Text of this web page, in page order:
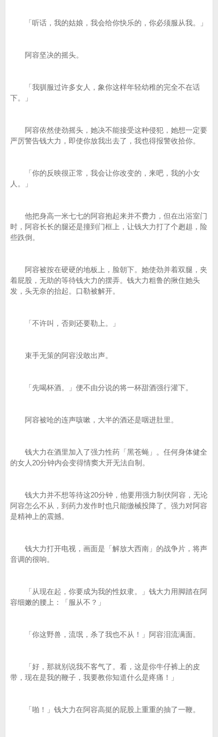
「听话，我的姑娘，我会给你快乐的，你必须服从我。」
阿容坚决的摇头。
「我驯服过许多女人，象你这样年轻幼稚的完全不在话
下。」
阿容依然使劲摇头，她决不能接受这种侵犯，她想一定要
严厉警告钱大力，即使你放我出去了，我也得报警收拾你。
「你的反映很正常，我会让你改变的，来吧，我的小女
人。」
他把身高一米七七的阿容抱起来并不费力，但在出浴室门
时，阿容长长的腿还是撞到门框上，让钱大力打了个趔趄，险
些跌倒。
阿容被按在硬硬的地板上，脸朝下。她使劲并着双腿，夹
着屁股，无助的等待钱大力的摆弄。钱大力粗鲁的揪住她头
发，头无奈的抬起。口勒被解开。
「不许叫，否则还要勒上。」
束手无策的阿容没敢出声。
「先喝杯酒。」便不由分说的将一杯甜酒强行灌下。
阿容被呛的连声咳嗽，大半的酒还是咽进肚里。
钱大力在酒里加入了强力性药「黑苍蝇」。任何身体健全
的女人20分钟内会变得情窦大开无法自制。
钱大力并不想等待这20分钟，他要用强力制伏阿容，无论
阿容怎么不从，到药力发作时也只能缴械投降了。强力对阿容
是精神上的震撼。
钱大力打开电视，画面是「解放大西南」的战争片，将声
音调的很响。
「从现在起，你要成为我的性奴隶。」钱大力用脚踏在阿
容细嫩的腰上：「服从不？」
「你这野兽，流氓，杀了我也不从！」阿容泪流满面。
「好，那就别说我不客气了。看，这是你牛仔裤上的皮
带，现在是我的鞭子，我要教你知道什么是疼痛！」
「啪！」钱大力在阿容高挺的屁股上重重的抽了一鞭。